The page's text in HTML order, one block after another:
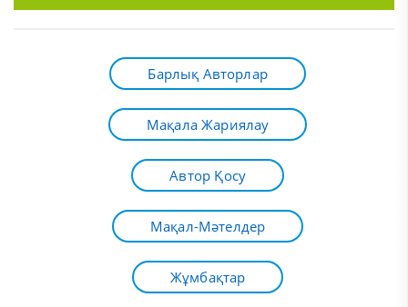
Барлық Авторлар
Мақала Жариялау
Автор Қосу
Мақал-Мәтелдер
Жұмбақтар